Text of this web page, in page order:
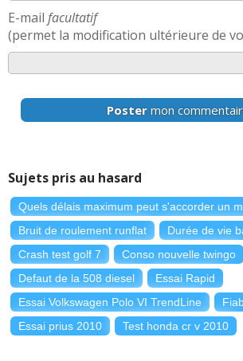
E-mail facultatif
(permet la modification ultérieure de
Poster mon
Sujets pris au hasard
Quels délais maximum peut s'accorder un
Bruit de roulement runflat
Durée de vie
Crash test golf 7
Conso nouvelle twingo
Defaut de la 508 diesel
Essai Rapid
Essai Volkswagen Polo VI TrendLine
Essai prius 2010
Test honda cr v 2010